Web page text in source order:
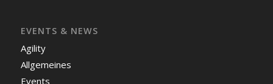
EVENTS & NEWS
Agility
Allgemeines
Events